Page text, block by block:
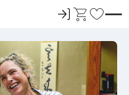
ロ
イ
ン
カ
ト
お
に
入
り